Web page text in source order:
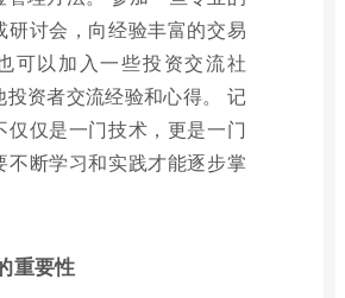
研讨会，向经验丰富的交易
可以加入一些投资交流社
投资者交流经验和心得。 记
仅仅是一门技术，更是一门
不断学习和实践才能逐步掌
重要性